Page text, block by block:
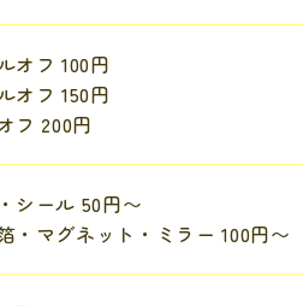
オフ 100円
オフ 150円
フ 200円
シール 50円〜
・マグネット・ミラー 100円〜